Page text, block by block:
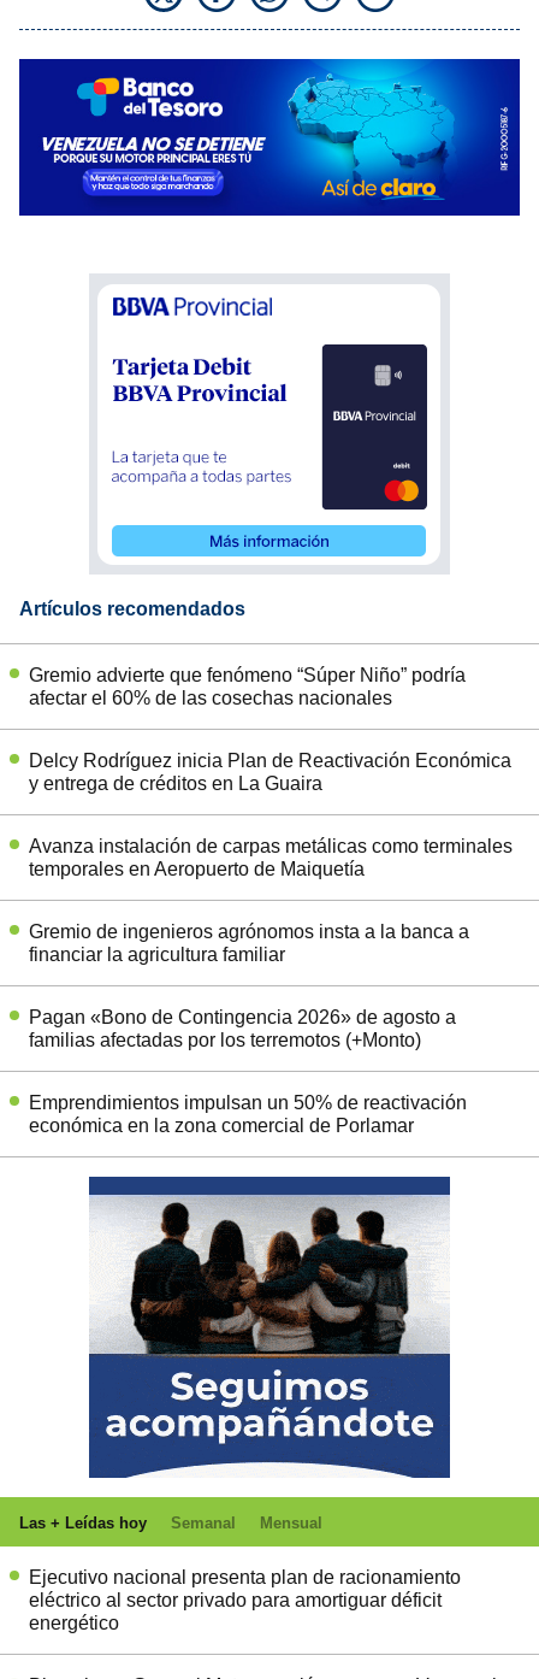
Artículos recomendados
Gremio advierte que fenómeno “Súper Niño” podría
afectar el 60% de las cosechas nacionales
Delcy Rodríguez inicia Plan de Reactivación Económica
y entrega de créditos en La Guaira
Avanza instalación de carpas metálicas como terminales
temporales en Aeropuerto de Maiquetía
Gremio de ingenieros agrónomos insta a la banca a
financiar la agricultura familiar
Pagan «Bono de Contingencia 2026» de agosto a
familias afectadas por los terremotos (+Monto)
Emprendimientos impulsan un 50% de reactivación
económica en la zona comercial de Porlamar
Las + Leídas hoy Semanal Mensual
Ejecutivo nacional presenta plan de racionamiento
eléctrico al sector privado para amortiguar déficit
energético